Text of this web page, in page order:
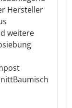
Hersteller
weitere